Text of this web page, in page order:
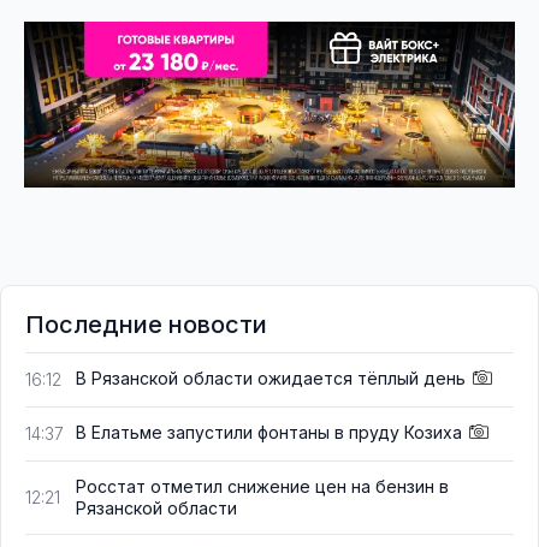
Последние новости
16:12 В Рязанской области ожидается тёплый день
14:37 В Елатьме запустили фонтаны в пруду Козиха
12:21
Росстат отметил снижение цен на бензин в
Рязанской области